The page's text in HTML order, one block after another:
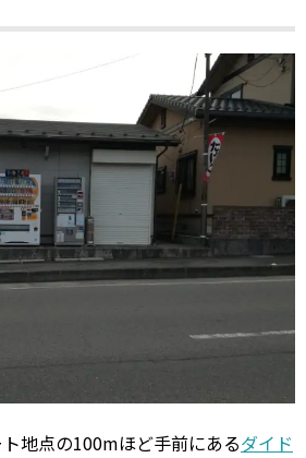
地点の100mほど手前にあるダイド